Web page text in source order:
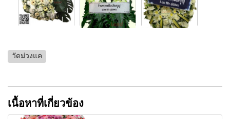
วัดม่วงแค
เนื้อหาที่เกี่ยวข้อง